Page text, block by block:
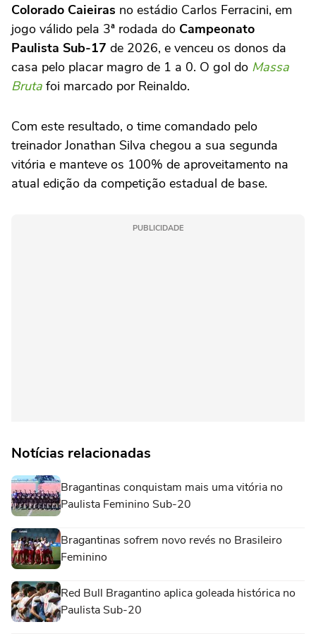
Colorado Caieiras no estádio Carlos Ferracini, em
jogo válido pela 3ª rodada do Campeonato
Paulista Sub-17 de 2026, e venceu os donos da
casa pelo placar magro de 1 a 0. O gol do Massa
Bruta foi marcado por Reinaldo.
Com este resultado, o time comandado pelo
treinador Jonathan Silva chegou a sua segunda
vitória e manteve os 100% de aproveitamento na
atual edição da competição estadual de base.
PUBLICIDADE
Notícias relacionadas
Bragantinas conquistam mais uma vitória no
Paulista Feminino Sub-20
Bragantinas sofrem novo revés no Brasileiro
Feminino
Red Bull Bragantino aplica goleada histórica no
Paulista Sub-20